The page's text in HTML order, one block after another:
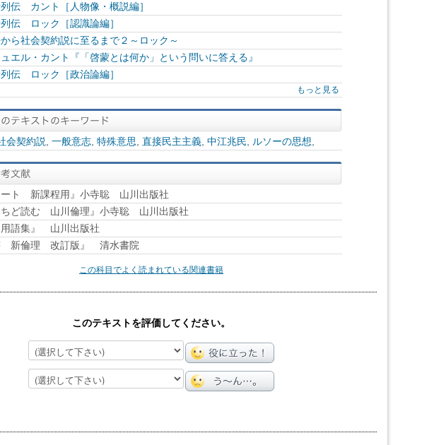
伝 カント［人物像・概説編］
伝 ロック［認識論編］
ら社会契約説に至るまで２～ロック～
エル・カント『「啓蒙とは何か」という問いに答える』
伝 ロック［政治論編］
もっと見る
会契約説 一般意志 特殊意思 直接民主主義 中江兆民 ルソーの思想
ート 新課程用』小寺聡 山川出版社
ちど読む 山川倫理』小寺聡 山川出版社
語集』 山川出版社
新倫理 改訂版』 清水書院
この科目でよく読まれている関連書籍
このテキストを評価してください。